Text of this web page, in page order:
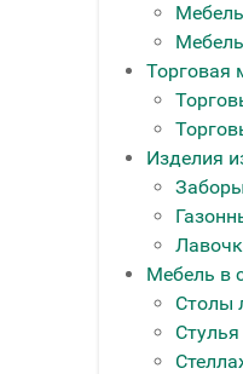
Торговая
Изделия
Мебель в
Столы